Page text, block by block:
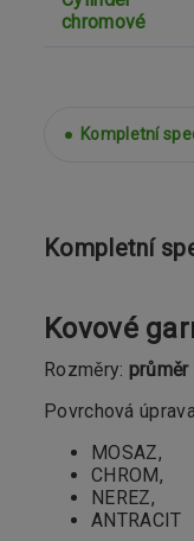
Kompletní
Kompletní
Kovové
Rozměry:
Povrchová
MOSAZ,
CHROM,
NEREZ,
ANTRACIT